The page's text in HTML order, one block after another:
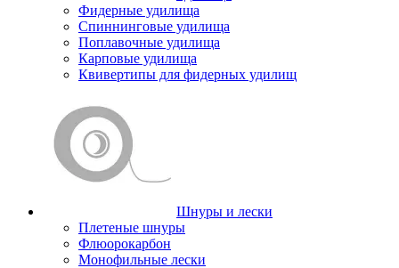
Фидерные удилища
Спиннинговые удилища
Поплавочные удилища
Карповые удилища
Квивертипы для фидерных удилищ
Шнуры и лески
Плетеные шнуры
Флюорокарбон
Монофильные лески